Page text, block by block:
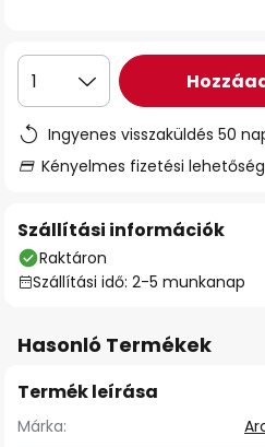
1
Ingyenes visszaküldés 50
Kényelmes fizetési
Szállítási információk
Raktáron
Szállítási idő: 2-5 munkanap
Hasonló Termékek
Termék leírása
Márka: